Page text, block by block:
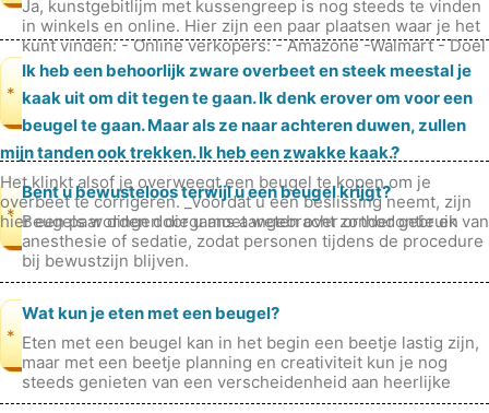
Ja, kunstgebitlijm met kussengreep is nog steeds te vinden
in winkels en online. Hier zijn een paar plaatsen waar je het
kunt vinden: - Online verkopers: - Amazone -Walmart - Doel
- CV
*
Ik heb een behoorlijk zware overbeet en steek meestal je
kaak uit om dit tegen te gaan. Ik denk erover om voor een
beugel te gaan. Maar als ze naar achteren duwen, zullen
mijn tanden ook trekken. Ik heb een zwakke kaak.?
Het klinkt alsof je overweegt een beugel te kopen om je
overbeet te corrigeren. _Voordat u een beslissing neemt, zijn
hier een paar dingen die u moet weten over orthodontie en
hoe dit uw gel
*
Bent u bewusteloos terwijl u een beugel krijgt?
Beugels worden doorgaans aangebracht zonder gebruik van
anesthesie of sedatie, zodat personen tijdens de procedure
bij bewustzijn blijven.
*
Wat kun je eten met een beugel?
Eten met een beugel kan in het begin een beetje lastig zijn,
maar met een beetje planning en creativiteit kun je nog
steeds genieten van een verscheidenheid aan heerlijke
gerechten zonder je